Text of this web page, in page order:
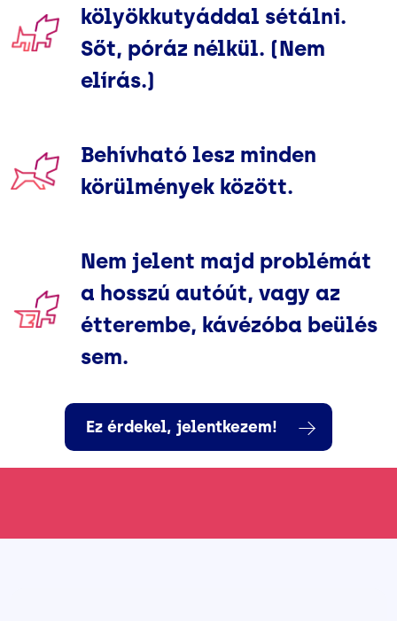
kölyökkutyáddal sétálni.
Sőt, póráz nélkül. (Nem
elírás.)
Behívható lesz minden
körülmények között.
Nem jelent majd problémát
a hosszú autóút, vagy az
étterembe, kávézóba beülés
sem.
Ez érdekel, jelentkezem!